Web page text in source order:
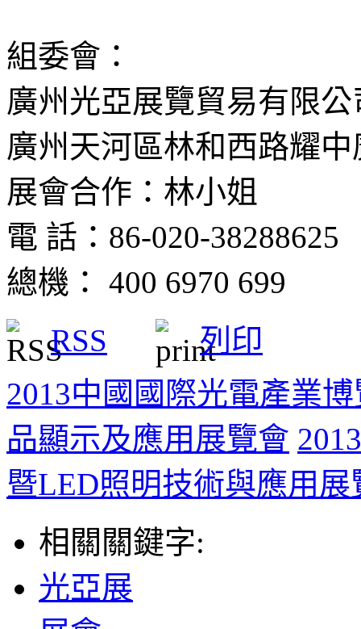
組委會：
廣州光亞展覽貿易有限公
廣州天河區林和西路耀中
展會合作：林小姐
電 話：86-020-38288625
總機： 400 6970 699
RSS
列印
2013中國國際光電產業
品顯示及應用展覽會
暨LED照明技術與應用展
相關關鍵字:
光亞展